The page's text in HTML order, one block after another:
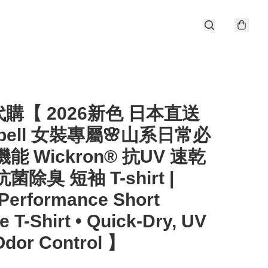
購【 2026新色 日本直送
女裝專屬🌸山系日常必
能 Wickron® 抗UV 速乾
菌除臭 短袖 T-shirt |
Short
T-Shirt • Quick-Dry, UV
Control 】